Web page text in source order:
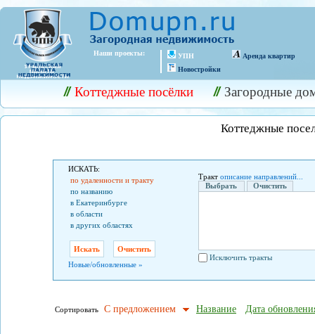
Наши проекты:
УПН
Новостройки
Аренда квартир
Коттеджные посёлки Загородные
Коттеджные
ИСКАТЬ:
по удаленности и тракту
по названию
в Екатеринбурге
в области
в других областях
Новые/обновленные »
Тракт описание направлений...
Выбрать
Очистить
Исключить тракты
Сортировать С предложением Название Дата